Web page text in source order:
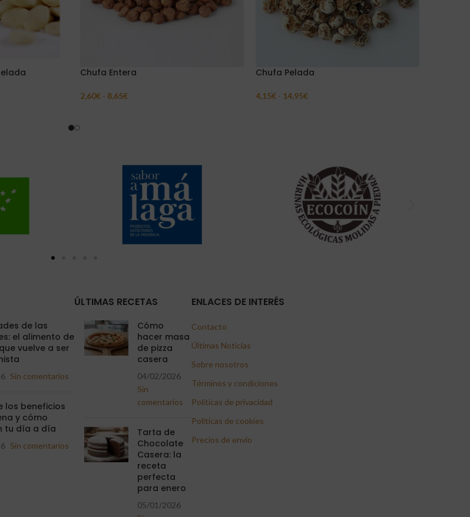
Chufa Entera
2,60€ - 8,65€
Chufa Pelada
4,15€ - 14,95€
de las
el alimento de
vuelve a ser
Sin comentarios
los beneficios
y cómo
tu día a día
Sin comentarios
ÚLTIMAS RECETAS
Cómo
hacer masa
de pizza
casera
04/02/2026
Sin
comentarios
Tarta de
Chocolate
Casera: la
receta
perfecta
para enero
05/01/2026
ENLACES DE INTERÉS
Contacto
Últimas Noticias
Sobre nosotros
Términos y condiciones
Políticas de privacidad
Políticas de cookies
Precios de envío